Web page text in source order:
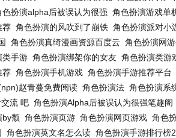
色扮演alpha后被误认为很强 角色扮演游戏单
荐 角色扮演的风吹到了崩铁 角色扮演派对小
角色扮演真绮漫画资源百度云 角色扮演网
类手游 角色扮演绑架你的女友 角色扮演类游
荐 角色扮演手机游戏 角色扮演手游推荐平台
赵青蔓免费阅读 角色扮演法 角色扮演系
流 吧 角色扮演Alpha后被误认为很强笔趣阁
by颓 角色扮演页游 角色扮演网页游戏 角色
角色扮演英文名怎么读 角色扮演手游排行榜